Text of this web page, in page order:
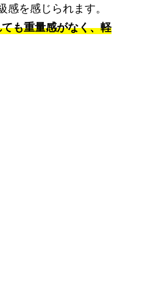
を感じられます。
も重量感がなく、軽